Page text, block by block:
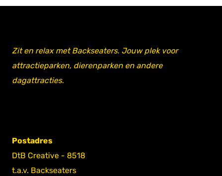
Zit en relax met Backseaters. Jouw plek voor
attractieparken, dierenparken en andere
dagattracties.
Postadres
DtB Creative - 8518
t.a.v. Backseaters